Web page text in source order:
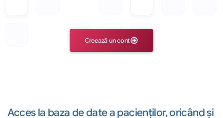
Smartphone) şi funcţională pe orice platformă (Windows, Mac).
Creează un cont
Acces la baza de date a pacienţilor, oricând şi